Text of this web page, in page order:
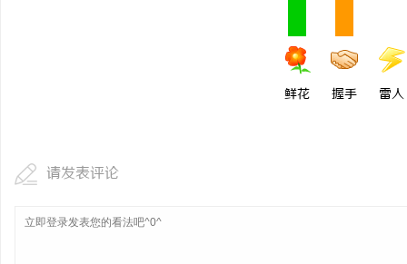
鲜花 握手 雷人
请发表评论